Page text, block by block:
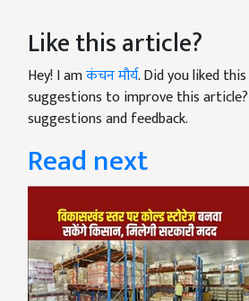
Like this article?
Hey! I amकंचन मौर्य. Did you liked
suggestions to improve this article?
suggestions and feedback.
Read next